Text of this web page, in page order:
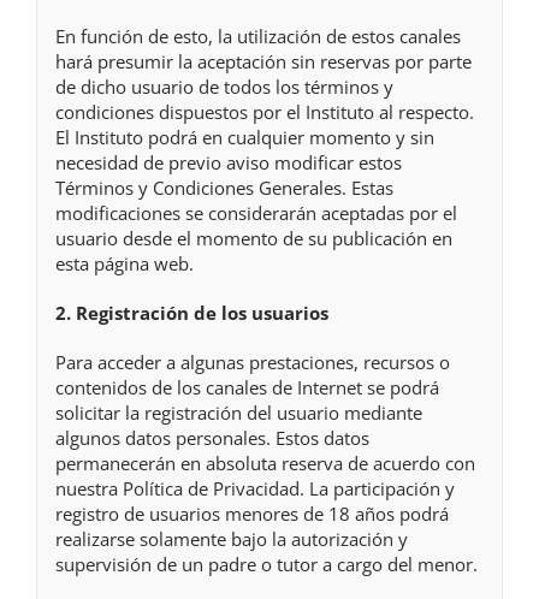
En función de esto, la utilización de estos canales
hará presumir la aceptación sin reservas por parte
de dicho usuario de todos los términos y
condiciones dispuestos por el Instituto al respecto.
El Instituto podrá en cualquier momento y sin
necesidad de previo aviso modificar estos
Términos y Condiciones Generales. Estas
modificaciones se considerarán aceptadas por el
usuario desde el momento de su publicación en
esta página web.
2. Registración de los usuarios
Para acceder a algunas prestaciones, recursos o
contenidos de los canales de Internet se podrá
solicitar la registración del usuario mediante
algunos datos personales. Estos datos
permanecerán en absoluta reserva de acuerdo con
nuestra Política de Privacidad. La participación y
registro de usuarios menores de 18 años podrá
realizarse solamente bajo la autorización y
supervisión de un padre o tutor a cargo del menor.